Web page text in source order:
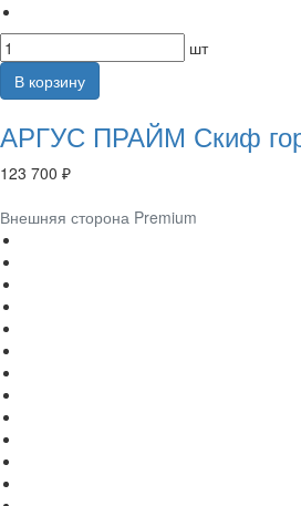
шт
В корзину
АРГУС ПРАЙМ Скиф
123 700 ₽
Внешняя сторона Premium